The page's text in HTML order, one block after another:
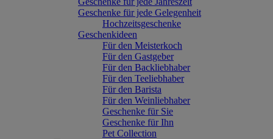
Geschenke für jede Gelegenheit
Hochzeitsgeschenke
Geschenkideen
Für den Meisterkoch
Für den Gastgeber
Für den Backliebhaber
Für den Teeliebhaber
Für den Barista
Für den Weinliebhaber
Geschenke für Sie
Geschenke für Ihn
Pet Collection